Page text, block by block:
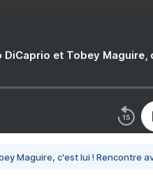
DiCaprio et Tobey
Maguire, c'est lui ! Rencontre